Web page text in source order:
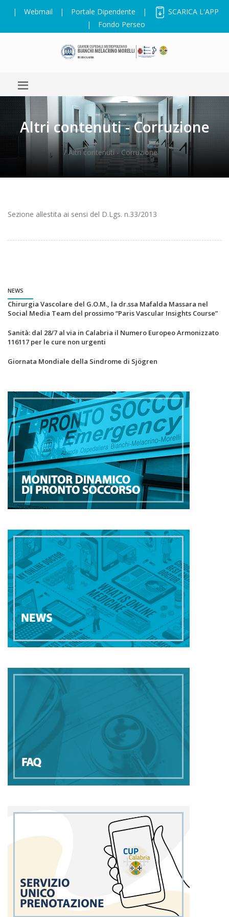
| Webmail | Portale Dipendente |
SCARICA L'APP
|
Fondo Perseo
Altri contenuti - Corruzione
/ Altri contenuti - Corruzione
Sezione allestita ai sensi del D.Lgs. n.33/2013
NEWS
Chirurgia Vascolare del G.O.M., la dr.ssa Mafalda Massara nel
Social Media Team del prossimo “Paris Vascular Insights Course”
Sanità: dal 28/7 al via in Calabria il Numero Europeo Armonizzato
116117 per le cure non urgenti
Giornata Mondiale della Sindrome di Sjögren